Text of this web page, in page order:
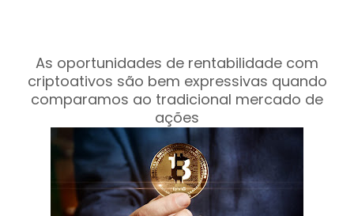
As oportunidades de rentabilidade com
criptoativos são bem expressivas quando
comparamos ao tradicional mercado de
ações